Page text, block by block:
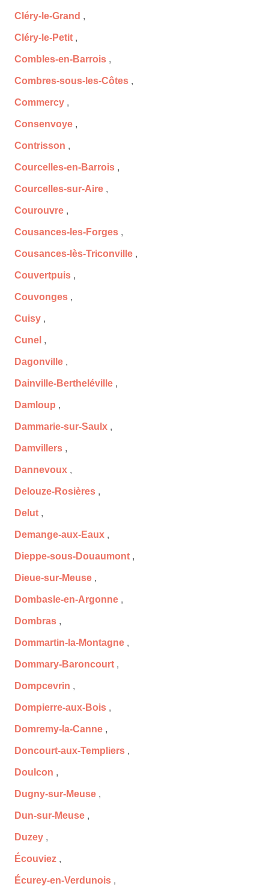
Cléry-le-Grand ,
Cléry-le-Petit ,
Combles-en-Barrois ,
Combres-sous-les-Côtes ,
Commercy ,
Consenvoye ,
Contrisson ,
Courcelles-en-Barrois ,
Courcelles-sur-Aire ,
Courouvre ,
Cousances-les-Forges ,
Cousances-lès-Triconville ,
Couvertpuis ,
Couvonges ,
Cuisy ,
Cunel ,
Dagonville ,
Dainville-Bertheléville ,
Damloup ,
Dammarie-sur-Saulx ,
Damvillers ,
Dannevoux ,
Delouze-Rosières ,
Delut ,
Demange-aux-Eaux ,
Dieppe-sous-Douaumont ,
Dieue-sur-Meuse ,
Dombasle-en-Argonne ,
Dombras ,
Dommartin-la-Montagne ,
Dommary-Baroncourt ,
Dompcevrin ,
Dompierre-aux-Bois ,
Domremy-la-Canne ,
Doncourt-aux-Templiers ,
Doulcon ,
Dugny-sur-Meuse ,
Dun-sur-Meuse ,
Duzey ,
Écouviez ,
Écurey-en-Verdunois ,